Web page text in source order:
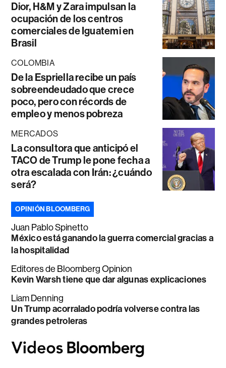
Dior, H&M y Zara impulsan la
ocupación de los centros
comerciales de Iguatemi en
Brasil
COLOMBIA
De la Espriella recibe un país
sobreendeudado que crece
poco, pero con récords de
empleo y menos pobreza
MERCADOS
La consultora que anticipó el
TACO de Trump le pone fecha a
otra escalada con Irán: ¿cuándo
será?
OPINIÓN BLOOMBERG
Juan Pablo Spinetto
México está ganando la guerra comercial gracias a
la hospitalidad
Editores de Bloomberg Opinion
Kevin Warsh tiene que dar algunas explicaciones
Liam Denning
Un Trump acorralado podría volverse contra las
grandes petroleras